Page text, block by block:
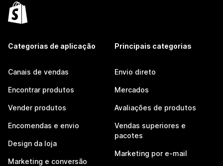
Categorias de aplicação
Canais de vendas
Encontrar produtos
Vender produtos
Encomendas e envio
Design da loja
Marketing e conversão
Principais categorias
Envio direto
Mercados
Avaliações de produtos
Vendas superiores e
pacotes
Marketing por e-mail